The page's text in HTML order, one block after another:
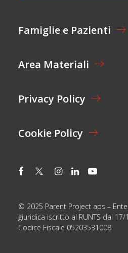
O
*
Famiglie e Pazienti
Area Materiali
Privacy Policy
Cookie Policy
© 2025 Parent Project aps –
giuridica iscritto al RUNTS dal
Codice Fiscale 05203531008